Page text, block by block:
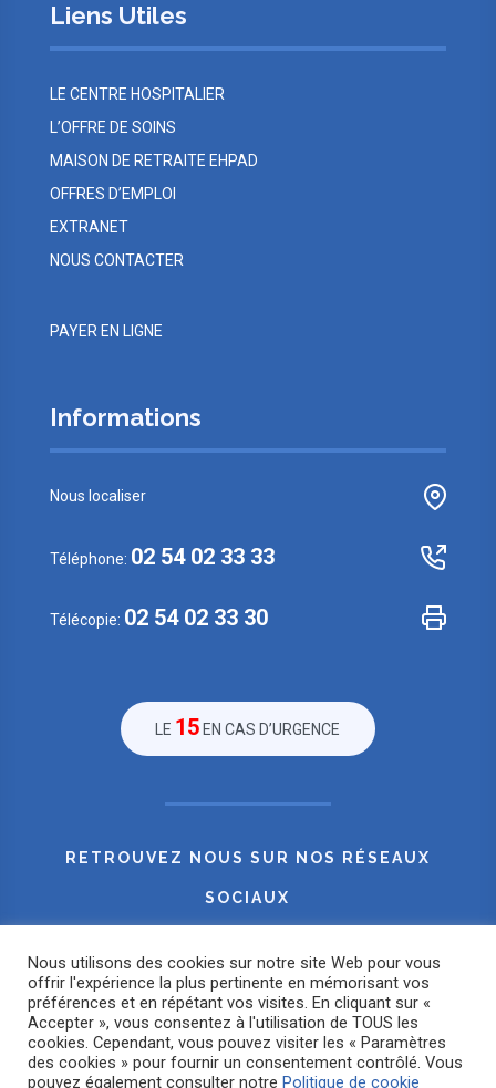
Liens Utiles
LE CENTRE HOSPITALIER
L’OFFRE DE SOINS
MAISON DE RETRAITE EHPAD
OFFRES D’EMPLOI
EXTRANET
NOUS CONTACTER
PAYER EN LIGNE
Informations
Nous localiser
Téléphone: 02 54 02 33 33
Télécopie: 02 54 02 33 30
LE 15 EN CAS D’URGENCE
RETROUVEZ NOUS SUR NOS RÉSEAUX
SOCIAUX
Nous utilisons des cookies sur notre site Web pour vous
offrir l'expérience la plus pertinente en mémorisant vos
préférences et en répétant vos visites. En cliquant sur «
Accepter », vous consentez à l'utilisation de TOUS les
cookies. Cependant, vous pouvez visiter les « Paramètres
des cookies » pour fournir un consentement contrôlé. Vous
pouvez également consulter notre Politique de cookie